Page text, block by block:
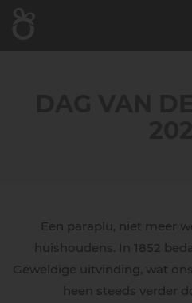
Een paraplu, niet meer
huishoudens. In 1852
Geweldige uitvinding, wat
heen steeds verder